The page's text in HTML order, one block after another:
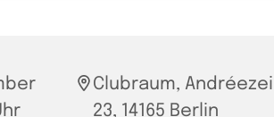
Clubraum,
23, 14165 Berlin